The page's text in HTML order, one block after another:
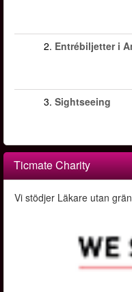
2. Entrébiljetter i
3. Sightseeing
Ticmate Charity
Vi stödjer Läkare utan